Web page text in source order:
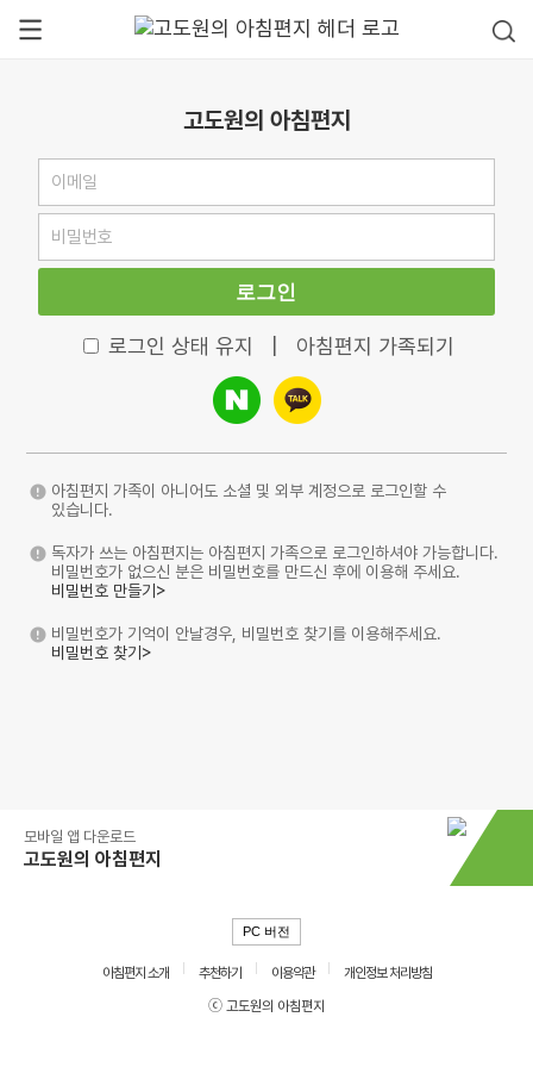
고도원의 아침편지
로그인
로그인 상태 유지 아침편지 가족되기
아침편지 가족이 아니어도 소셜 및 외부 계정으로 로그인할 수
있습니다.
독자가 쓰는 아침편지는 아침편지 가족으로 로그인하셔야 가능합니다.
비밀번호가 없으신 분은 비밀번호를 만드신 후에 이용해 주세요.
비밀번호 만들기>
비밀번호가 기억이 안날경우, 비밀번호 찾기를 이용해주세요.
비밀번호 찾기>
모바일 앱 다운로드
고도원의 아침편지
PC 버전
아침편지 소개 추천하기 이용약관
개인정보 처리방침
ⓒ 고도원의 아침편지